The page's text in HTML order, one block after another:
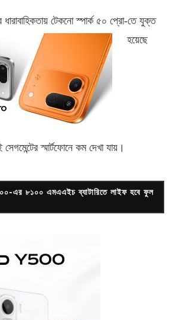
ধারাবাহিকতায় টেকনোস্পার্ক ৫০ প্রো-তে যুক্ত
হয়েছে
স্মার্টফোনে কম দেখা যায়।
এর ৮১০০ এমএএইচ ব্যাটারিতে লাইফ হবে ফুল